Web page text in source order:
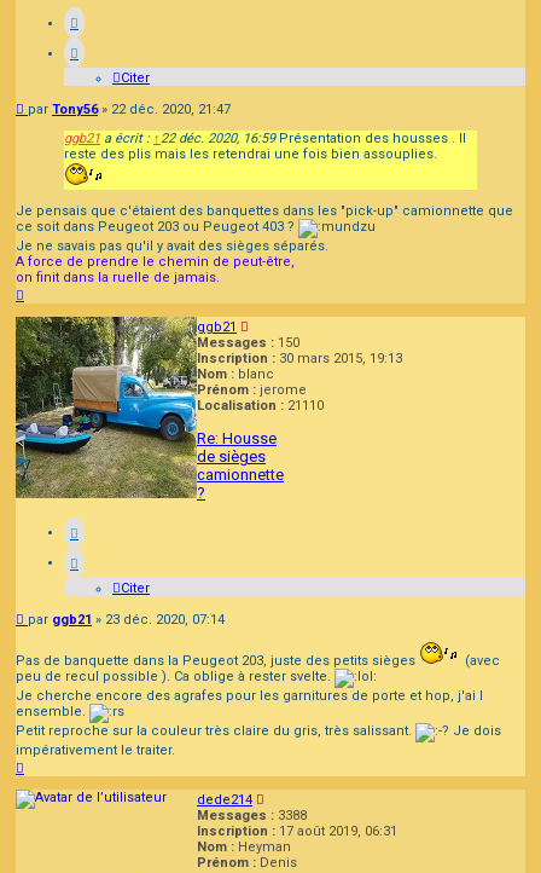
Citer
Message
par Tony56» 22 déc. 2020, 21:47
ggb21 a écrit : ↑22 déc. 2020, 16:59Présentation des housses . Il
reste des plis mais les retendrai une fois bien assouplies.
Je pensais que c'étaient des banquettes dans les "pick-up" camionnette que
ce soit dans Peugeot 203 ou Peugeot 403 ?
Je ne savais pas qu'il y avait des sièges séparés.
A force de prendre le chemin de peut-être,
on finit dans la ruelle de jamais.
ggb21
Messages : 150
Inscription : 30 mars 2015, 19:13
Nom : blanc
Prénom : jerome
Localisation : 21110
Re: Housse
de sièges
camionnette
?
Citer
Message
par ggb21 » 23 déc. 2020, 07:14
Pas de banquette dans la Peugeot 203, juste des petits sièges
(avec
peu de recul possible ). Ca oblige à rester svelte.
Je cherche encore des agrafes pour les garnitures de porte et hop, j'ai l
ensemble.
Petit reproche sur la couleur très claire du gris, très salissant.
Je dois
impérativement le traiter.
dede214
Messages : 3388
Inscription : 17 août 2019, 06:31
Nom : Heyman
Prénom : Denis